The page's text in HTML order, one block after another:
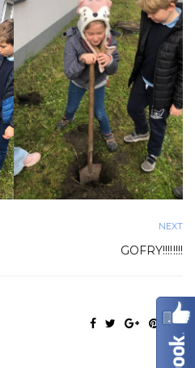
NEXT
GOFRY!!!!!!!!